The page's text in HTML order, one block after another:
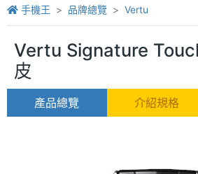
手機王 品牌總覽 Vertu
Vertu Signature
皮
產品總覽 介紹規格